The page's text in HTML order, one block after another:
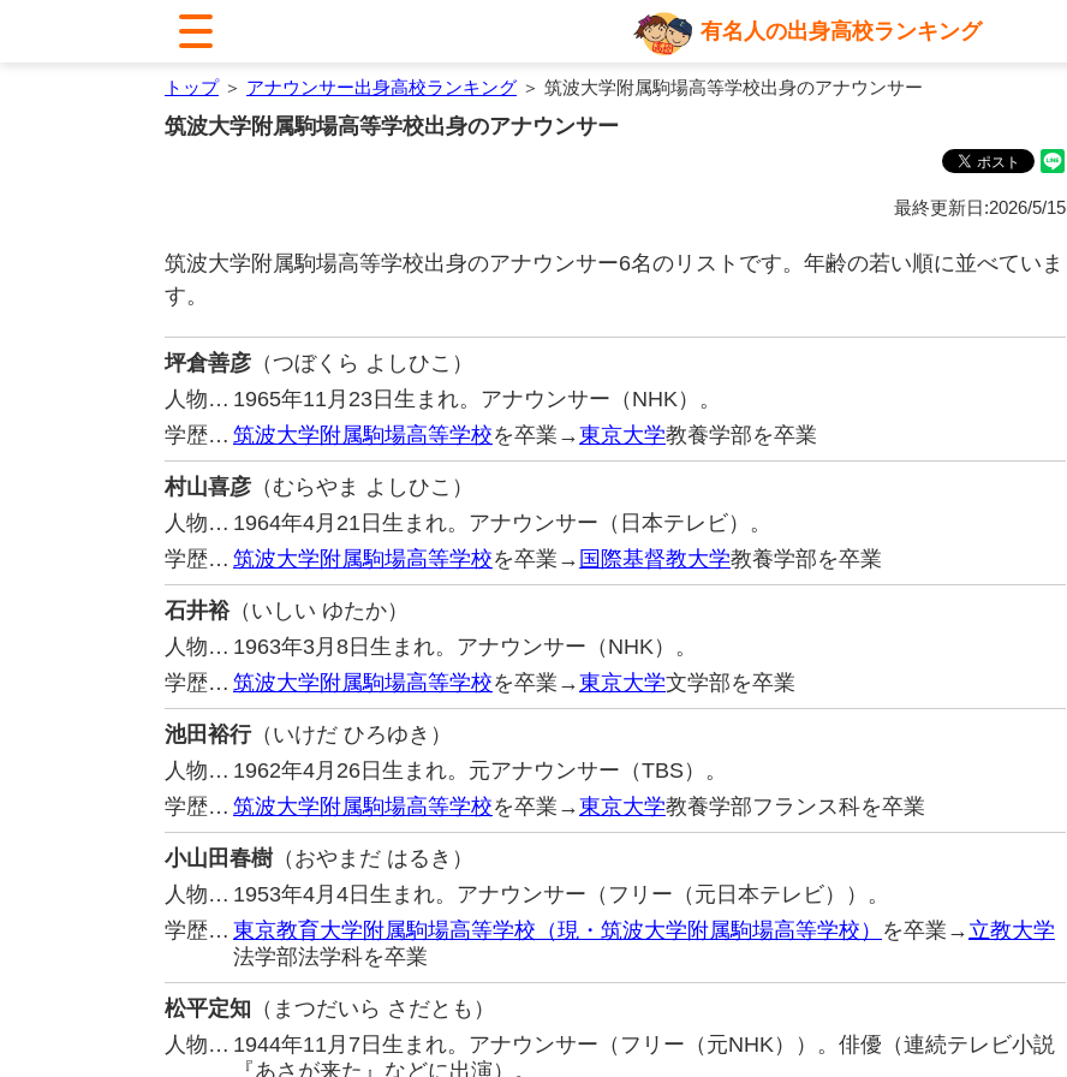
有名人の出身高校ランキング
トップ＞ アナウンサー出身高校ランキング ＞ 筑波大学附属駒場高等学校出身のアナウンサー
筑波大学附属駒場高等学校出身のアナウンサー
最終更新日:2026/5/15
筑波大学附属駒場高等学校出身のアナウンサー6名のリストです。年齢の若い順に並べていま
す。
坪倉善彦 （つぼくら よしひこ）
人物… 1965年11月23日生まれ。アナウンサー（NHK）。
学歴… 筑波大学附属駒場高等学校を卒業→東京大学教養学部を卒業
村山喜彦 （むらやま よしひこ）
人物… 1964年4月21日生まれ。アナウンサー（日本テレビ）。
学歴… 筑波大学附属駒場高等学校を卒業→ 国際基督教大学教養学部を卒業
石井裕（いしい ゆたか）
人物… 1963年3月8日生まれ。アナウンサー（NHK）。
学歴… 筑波大学附属駒場高等学校を卒業→東京大学文学部を卒業
池田裕行（いけだ ひろゆき）
人物… 1962年4月26日生まれ。元アナウンサー（TBS）。
学歴… 筑波大学附属駒場高等学校を卒業→東京大学教養学部フランス科を卒業
小山田春樹（おやまだ はるき）
人物… 1953年4月4日生まれ。アナウンサー（フリー（元日本テレビ））。
学歴… 東京教育大学附属駒場高等学校（現・筑波大学附属駒場高等学校） を卒業→ 立教大学
法学部法学科を卒業
松平定知 （まつだいら さだとも）
人物… 1944年11月7日生まれ。アナウンサー（フリー（元NHK））。俳優（連続テレビ小説
『あさが来た』などに出演）。